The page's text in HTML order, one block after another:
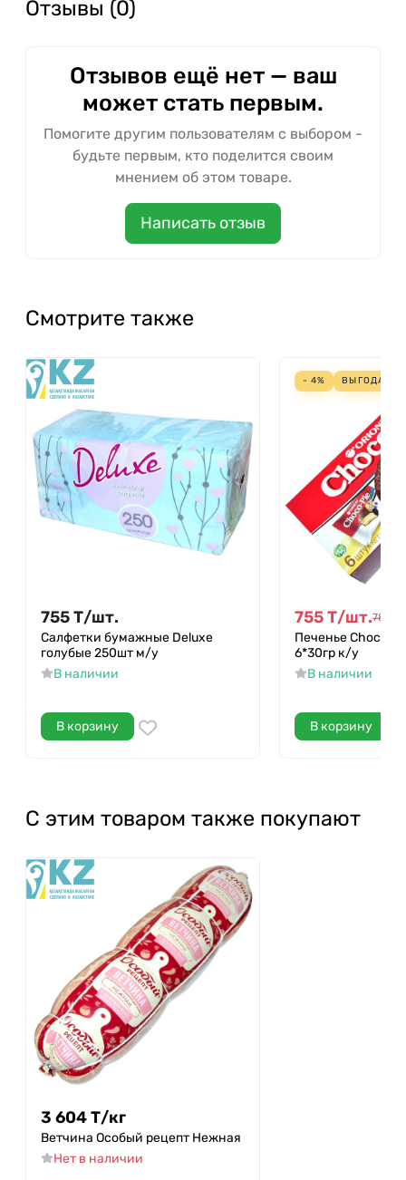
Отзывы (0)
Отзывов ещё нет — ваш
может стать первым.
Помогите другим пользователям с выбором -
будьте первым, кто поделится своим
мнением об этом товаре.
Написать отзыв
Смотрите также
755Т/шт.
Салфетки бумажные Deluxe
голубые 250шт м/у
В наличии
В корзину
- 4% ВЫГОДА
755Т/шт.787
Печенье Choco-
6*30гр к/у
В наличии
В корзину
С этим товаром также покупают
3 604Т/кг
Ветчина Особый рецепт Нежная
Нет в наличии